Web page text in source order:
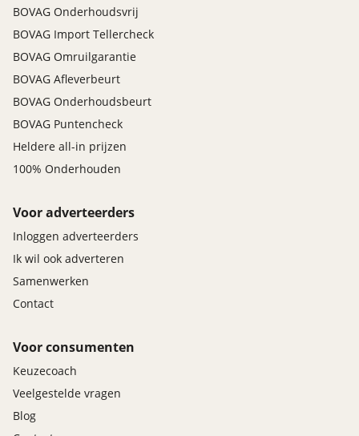
BOVAG Onderhoudsvrij
BOVAG Import Tellercheck
BOVAG Omruilgarantie
BOVAG Afleverbeurt
BOVAG Onderhoudsbeurt
BOVAG Puntencheck
Heldere all-in prijzen
100% Onderhouden
Voor adverteerders
Inloggen adverteerders
Ik wil ook adverteren
Samenwerken
Contact
Voor consumenten
Keuzecoach
Veelgestelde vragen
Blog